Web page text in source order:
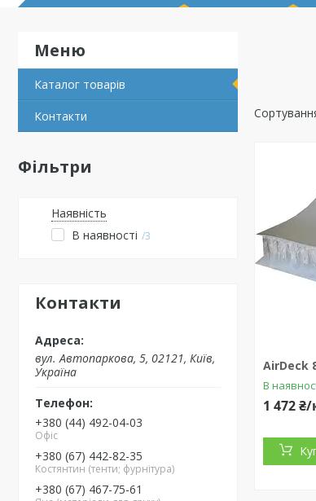
Каталог товарів
Контакти
Фільтри
Наявність
В наявності 3
Контакти
вул. Автопаркова, 5, 02121, Київ,
Україна
+380 (44) 492-04-03
Офіс
+380 (67) 442-82-35
Костянтин (тенти; фурнітура)
+380 (67) 467-75-61
AirDeck
В
1 472